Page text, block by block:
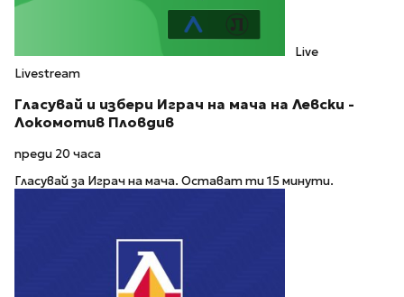
Live
Livestream
Гласувай и избери Играч на мача на Левски -
Локомотив Пловдив
преди 20 часа
Гласувай за Играч на мача. Остават ти 15 минути.